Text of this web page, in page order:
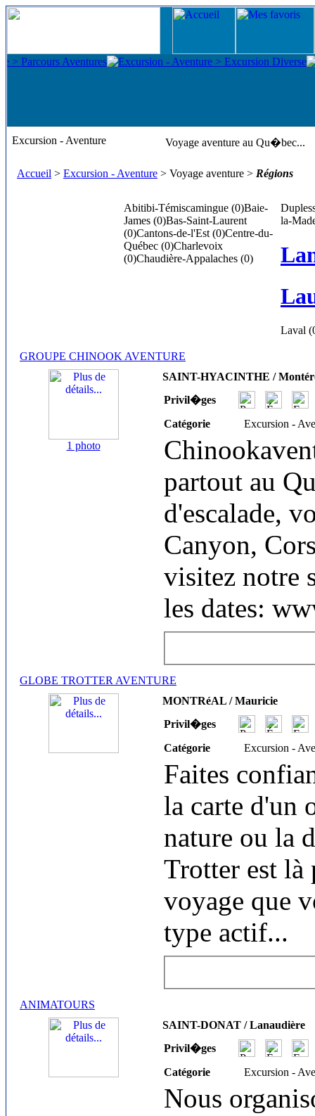
Excursion - Aventure Voyage aventure au Qu�bec...
Accueil > Excursion - Aventure > Voyage aventure > Régions
Abitibi-Témiscamingue (0)Baie-
James (0)Bas-Saint-Laurent
(0)Cantons-de-l'Est (0)Centre-du-
Québec (0)Charlevoix
(0)Chaudière-Appalaches (0)
la-
Laval
GROUPE CHINOOK AVENTURE
1 photo
SAINT-HYACINTHE /
Privil�ges
Catégorie
Excursion -
partout au
d'escalade,
Canyon,
visitez notre
les dates:
GLOBE TROTTER AVENTURE
MONTRéAL / Mauricie
Privil�ges
Catégorie
Excursion -
Faites
la carte d'un
nature ou la
Trotter est là
voyage que
type actif...
ANIMATOURS
SAINT-DONAT / Lanaudière
Privil�ges
Catégorie
Excursion -
Nous